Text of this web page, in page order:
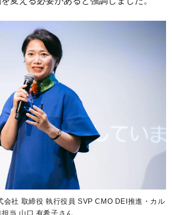
会社 取締役 執行役員 SVP CMO DEI推進・カル
当 山口 有希子さん